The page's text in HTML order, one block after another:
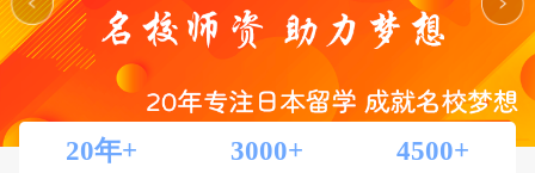
20年+ 3000+ 4500+